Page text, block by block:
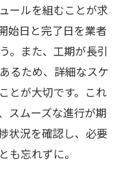
ールを組むことが求
始日と完了日を業者
。また、工期が長引
るため、詳細なスケ
とが大切です。これ
スムーズな進行が期
状況を確認し、必要
も忘れずに。